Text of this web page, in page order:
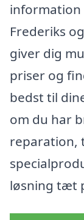
information
Frederiks
giver dig
priser og
bedst til
om du har
reparation,
løsning tæt